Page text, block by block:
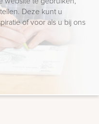
Deze kunt u
of voor als u bij ons